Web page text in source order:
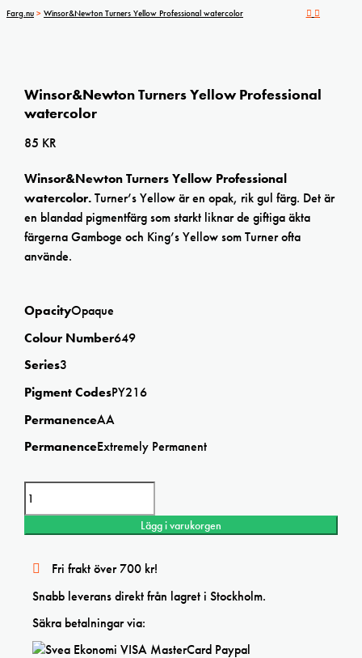
Farg.nu > Winsor&Newton Turners Yellow Professional watercolor
Winsor&Newton Turners Yellow Professional
watercolor
85 KR
Winsor&Newton Turners Yellow Professional
watercolor.Turner’s Yellow är en opak, rik gul färg. Det är
en blandad pigmentfärg som starkt liknar de giftiga äkta
färgerna Gamboge och King’s Yellow som Turner ofta
använde.
OpacityOpaque
Colour Number649
Series3
Pigment CodesPY216
PermanenceAA
PermanenceExtremely Permanent
Lägg i varukorgen
Fri frakt över 700 kr!
Snabb leverans direkt från lagret i Stockholm.
Säkra betalningar via: